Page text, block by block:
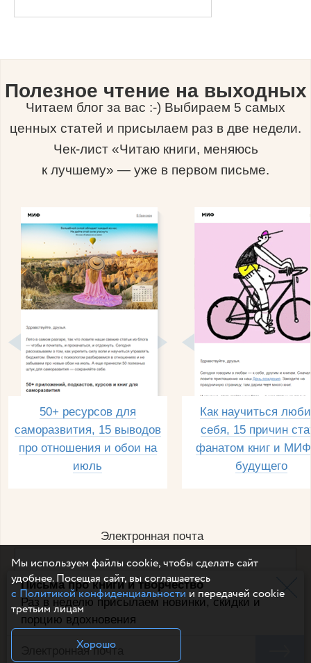
Письма про книги и творчество
Раз в неделю присылаем новинки, скидки и
порцию вдохновения
Полезное чтение на выходных
Читаем блог за вас :-) Выбираем 5 самых
ценных статей и присылаем раз в две недели.
Чек-лист «Читаю книги, меняюсь
к лучшему» — уже в первом письме.
50+ ресурсов для
саморазвития, 15 выводов
про отношения и обои на
июль
Как научиться
себя, 15 причин
фанатом книг и
будущего
Электронная почта
Например, dulsineya@gmail.com
Без спама и смс
Подписаться
Мы используем файлы cookie, чтобы сделать сайт
удобнее. Посещая сайт, вы соглашаетесь
с Политикой конфиденциальностии передачей cookie
третьим лицам
Хорошо